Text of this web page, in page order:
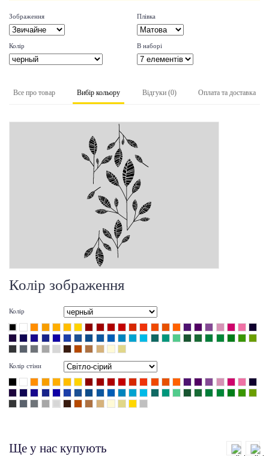
Зображення Плівка
Колір В наборі
Все про товар Вибір кольору Відгуки (0) Оплата та доставка
Колір зображення
Колір
Колір стіни
Ще у нас купують